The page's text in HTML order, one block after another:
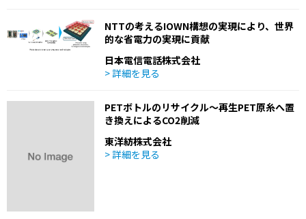
NTTの考えるIOWN構想の実現により、世界
的な省電力の実現に貢献
日本電信電話株式会社
> 詳細を見る
PETボトルのリサイクル～再生PET原糸へ置
き換えによるCO2削減
東洋紡株式会社
> 詳細を見る